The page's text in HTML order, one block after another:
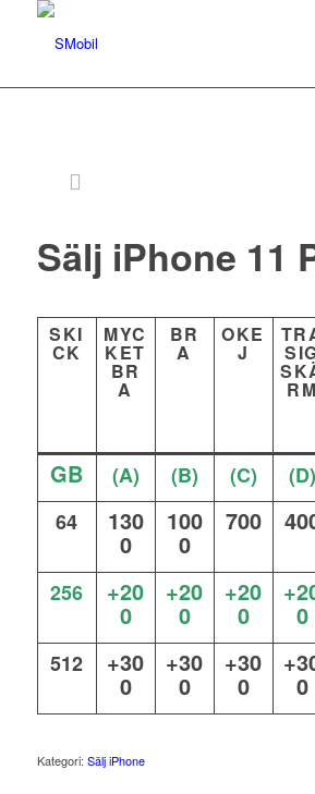
Sälj iPhone 11
SKI
CK
MYC
KET
BR
A
BR
A
OKE
J
RM
GB (A) (B) (C) (D)
64
130
0
100
0
700
256 +20
0
+20
0
+20
0 0
512 +30
0
+30
0
+30
0 0
Kategori: Sälj iPhone